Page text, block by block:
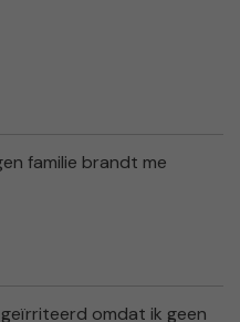
familie brandt me
geïrriteerd omdat ik geen